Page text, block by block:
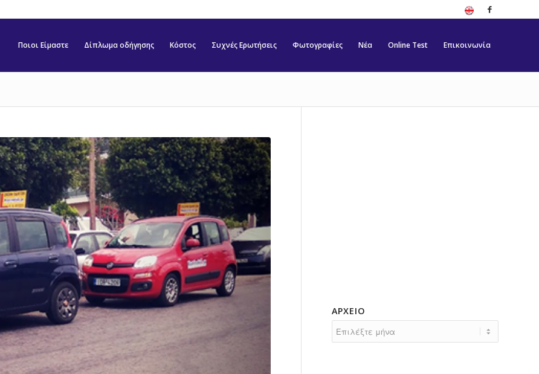
Ποιοι Είμαστε Δίπλωμα οδήγησης Κόστος Συχνές Ερωτήσεις Φωτογραφίες Νέα Online Test Επικοινωνία
ΑΡΧΕΊΟ